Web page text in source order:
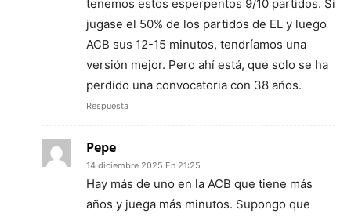
tenemos estos esperpentos 9/10 partidos. Si
jugase el 50% de los partidos de EL y luego
ACB sus 12-15 minutos, tendríamos una
versión mejor. Pero ahí está, que solo se ha
perdido una convocatoria con 38 años.
Respuesta
Pepe
14 diciembre 2025 En 21:25
Hay más de uno en la ACB que tiene más
años y juega más minutos. Supongo que